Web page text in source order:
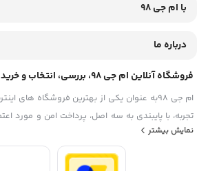
با ام جی 98
درباره ما
فروشگاه آنلاین ام جی 98، بررسی، انتخاب و خرید آنلاین
ام جی 98به عنوان یکی از بهترین فروشگاه های
ساعته و تضمین اصل‌بودن کالا موفق شده تا همگام
ایران، به یکی از بهترین فروشگاه اینترنتی ایران
نمایش بیشتر